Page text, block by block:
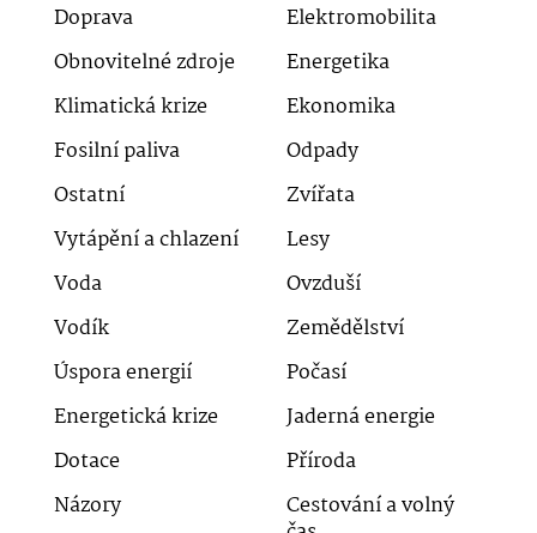
Doprava
Elektromobilita
Obnovitelné zdroje
Energetika
Klimatická krize
Ekonomika
Fosilní paliva
Odpady
Ostatní
Zvířata
Vytápění a chlazení
Lesy
Voda
Ovzduší
Vodík
Zemědělství
Úspora energií
Počasí
Energetická krize
Jaderná energie
Dotace
Příroda
Názory
Cestování a volný